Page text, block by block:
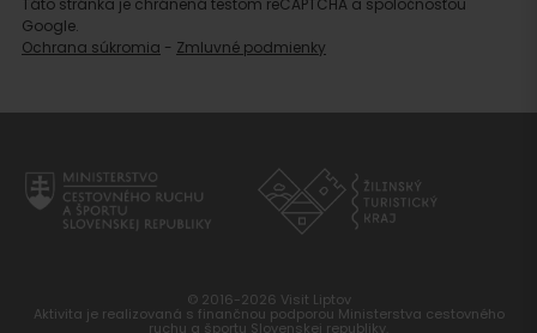
Táto stránka je chránená testom reCAPTCHA a spoločnosťou
Google.
Ochrana súkromia - Zmluvné podmienky
© 2016-2026 Visit Liptov
Aktivita je realizovaná s finančnou podporou Ministerstva cestovného
ruchu a športu Slovenskej republiky.